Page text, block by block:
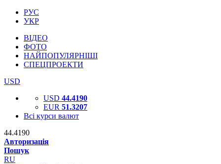
РУС
УКР
ВІДЕО
ФОТО
НАЙПОПУЛЯРНІШІ
СПЕЦПРОЕКТИ
USD
USD 44.4190
EUR 51.3207
Всі курси валют
44.4190
Авторизація
Пошук
RU